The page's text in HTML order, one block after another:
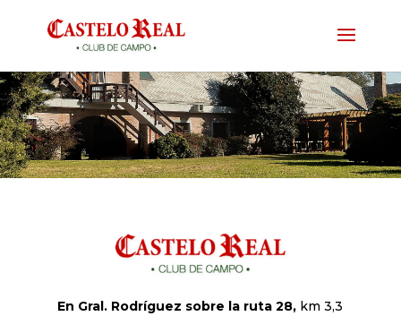
En Gral. Rodríguez sobre la ruta 28, km 3,3